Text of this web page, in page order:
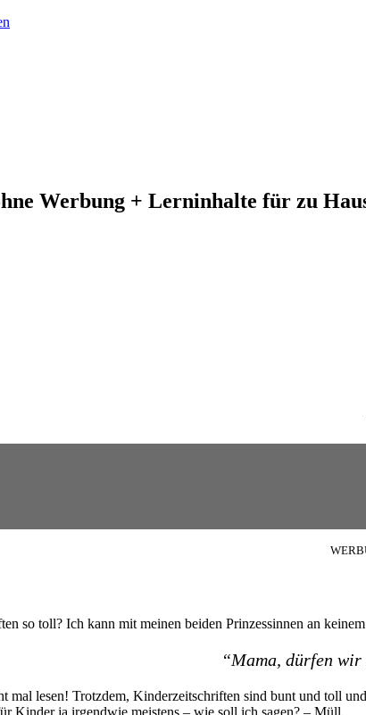
Werbung + Lerninhalte für zu
so toll? Ich kann mit meinen beiden Prinzessinnen an
“Mama, dürfen
mal lesen! Trotzdem, Kinderzeitschriften sind bunt und toll
Kinder ja irgendwie meistens – wie soll ich sagen? – Müll.